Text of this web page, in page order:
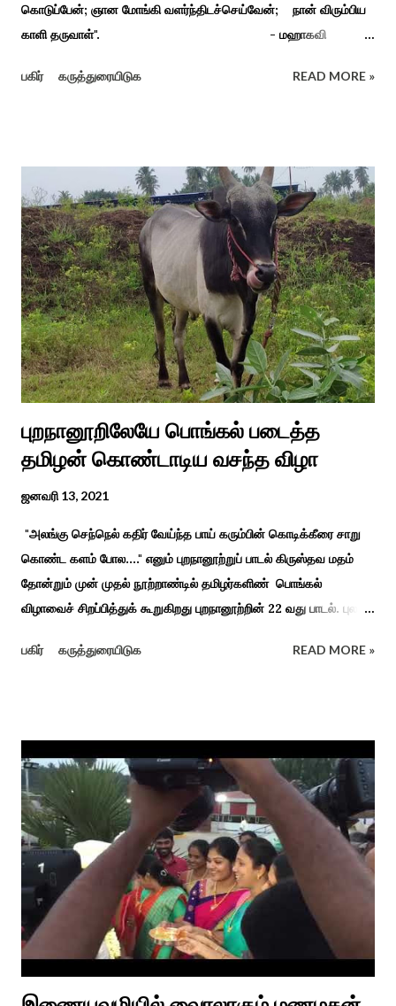
கொடுப்பேன்; ஞான மோங்கி வளர்ந்திடச்செய்வேன்; நான் விரும்பிய
காளி தருவாள்". - மஹாகவி
கொல்லங்குடி கிராம பக்தரின் கனவில் அய்யனார் தோன்றி
எடுத்த அய்யனார் என“வெட்டுடைய அய்யனார்“ நாமம் கோவில்
அமைத்து பூஜித்தனர். ஆங்கிலேய கிழக்கிந்திய ஆட்சியில் சிவகங்கை
இரண்டாம் மன்னர் முத்துவடுகநாதத் தேவர் ஆங்கிலேயரை எதிர்க்க
அவர்களால் காளையார் கோவிலில் இரண்டாம் மனைவி கௌரி
நாச்சியாருடன் கொல்லபட்டார். அவரது முதல் மனைவி
வேலுநாச்சியார...
பகிர் கருத்துரையிடுக READ MORE »
புறநானூறிலேயே பொங்கல் படைத்த
தமிழன் கொண்டாடிய வசந்த விழா
ஜனவரி 13, 2021
"அலங்கு செந்நெல் கதிர் வேய்ந்த பாய் கரும்பின் கொடிக்கீரை சாறு
கொண்ட களம் போல...." எனும் புறநானூற்றுப் பாடல் கிருஸ்தவ மதம்
தோன்றும் முன் முதல் நூற்றாண்டில் தமிழர்களிண் பொங்கல்
விழாவைச் சிறப்பித்துக் கூறுகிறது புறநானூற்றின் 22 வது பாடல். புலவர்
பொங்கல் விழாவை விவரிக்கிறார். நற்றிணை, குறுந்தொகை,
சங்க இலக்கியங்களுக்கு பின் காலகட்டத்திலும் 'புதுக்கலத்து எழுந்த
தீம்பால் பொங்கல்' என சிறப்பிக்கும் சீவக சிந்தாமணி. காலங்கள்
தோறும் தமிழர்களின் வாழ்வியல் அங்கமாக உள்ள பொங்கல் விழாவில்
தமிழர்கள் சொந்த பிள்ளைகளைப் போல கால்நடைகளை வளர்த்துப்
போற்றி உடன் விளையாடி மகிழ்வதும் இயற்கையுடன் இணைந்த
இயந்திரம் இல்லாத கால வாழ்க்கை முறையாகும். தொடர்ந்து உற்றார்
உறவுகளைக் கண்டு மகிழும் காணும் பொங்கல் இயற்கை, வாழ்வியல்
முறை, உறவுகள் சார்ந்த உயிர்ப்பான ...
பகிர் கருத்துரையிடுக READ MORE »